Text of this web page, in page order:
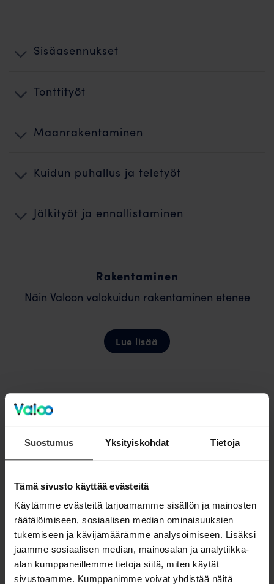
Suostumus Yksityiskohdat Tietoja
Tämä sivusto käyttää evästeitä
Käytämme evästeitä tarjoamamme sisällön ja mainosten
räätälöimiseen, sosiaalisen median ominaisuuksien
tukemiseen ja kävijämäärämme analysoimiseen. Lisäksi
jaamme sosiaalisen median, mainosalan ja analytiikka-
alan kumppaneillemme tietoja siitä, miten käytät
sivustoamme. Kumppanimme voivat yhdistää näitä
Sisäasennukset
Tonttityöt
Maanrakentaminen
Kuidun puhallus ja teletyöt
Jälkityöt ja ennallistaminen
Rakentaminen
Näin Valoon valokuidun rakentaminen etenee
Lue lisää
Seuraa rakentamisen edistymistä ja hallitse
tilaustasi.
Kirjaudu
Asiakaspalvelu
Onko sinulle herännyt kysyttävää? Ota